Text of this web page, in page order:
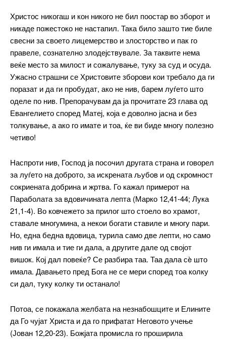
Orci varius natoque dolor
Yearly pricing Monthly pricing
Христос никогаш и кон никого не бил поостар во зборот и
никаде пожестоко не настапил. Така било зашто тие биле
свесни за своето лицемерство и злосторство и пак го
правеле, сознателно злодејствувале. За таквите нема
веќе место за милост и сожалување, туку за суд и осуда.
Ужасно страшни се Христовите зборови кои требало да ги
поразат и да ги пробудат, ако не нив, барем луѓето што
оделе по нив. Препорачувам да ја прочитате 23 глава од
Евангелието според Матеј, која е доволно јасна и без
толкување, а ако го имате и тоа, ќе ви биде многу полезно
четиво!
Наспроти нив, Господ ја посочил другата страна и говорел
за луѓето на доброто, за искрената љубов и од скромност
сокриената добрина и жртва. Го кажал примерот на
Параболата за вдовичината лепта (Марко 12,41-44; Лука
21,1-4). Во ковчежето за прилог што стоело во храмот,
ставале многумина, а некои богати ставиле и многу пари.
Но, една бедна вдовица, турила само две лепти, но само
нив ги имала и тие ги дала, а другите дале од својот
вишок. Кој дал повеќе? Се разбира таа. Таа дала сè што
имала. Давањето пред Бога не се мери според тоа колку
си дал, туку колку ти останало!
Потоа, се покажала желбата на незнабошците и Елините
да Го чујат Христа и да го прифатат Неговото учење
(Јован 12,20-23). Божјата промисла го проширила